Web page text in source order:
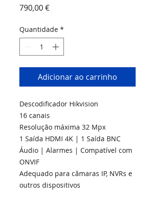
790,00 €Preço
Quantidade *
Adicionar ao carrinho
Descodificador Hikvision
16 canais
Resolução máxima 32 Mpx
1 Saída HDMI 4K | 1 Saída BNC
Áudio | Alarmes | Compatível com
ONVIF
Adequado para câmaras IP, NVRs e
outros dispositivos